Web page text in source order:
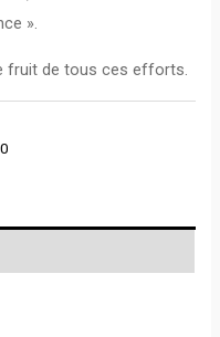
».
fruit de tous ces efforts.